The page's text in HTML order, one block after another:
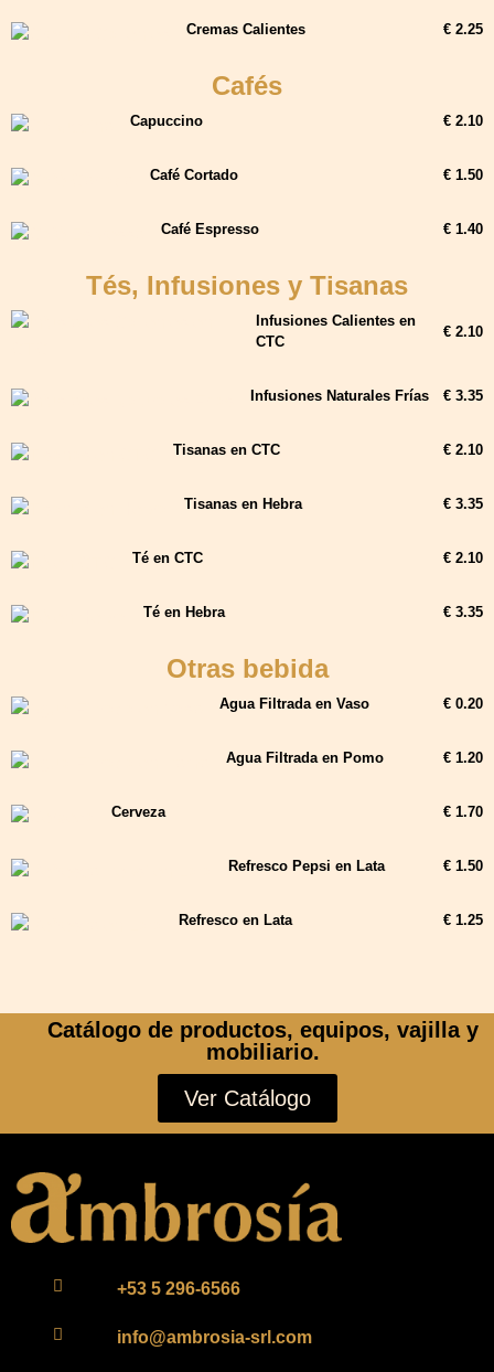
Cremas Calientes € 2.25
Cafés
Capuccino € 2.10
Café Cortado € 1.50
Café Espresso € 1.40
Tés, Infusiones y Tisanas
Infusiones Calientes en
CTC
€ 2.10
Infusiones Naturales Frías € 3.35
Tisanas en CTC € 2.10
Tisanas en Hebra € 3.35
Té en CTC € 2.10
Té en Hebra € 3.35
Otras bebida
Agua Filtrada en Vaso € 0.20
Agua Filtrada en Pomo € 1.20
Cerveza € 1.70
Refresco Pepsi en Lata € 1.50
Refresco en Lata € 1.25
Catálogo de productos, equipos, vajilla y
mobiliario.
Ver Catálogo
+53 5 296-6566
info@ambrosia-srl.com